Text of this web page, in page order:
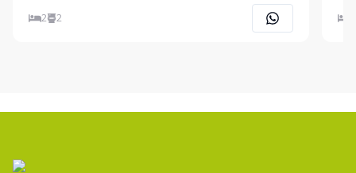
suíte; - Sala de estar; - Cozinha conjugada; - Banheiro
social; - Área de serviço; - Vaga de garagem coberta;
2 2